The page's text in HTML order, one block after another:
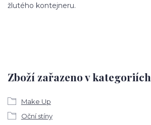
žlutého kontejneru.
Zboží zařazeno v kategoriích
Make Up
Oční stíny